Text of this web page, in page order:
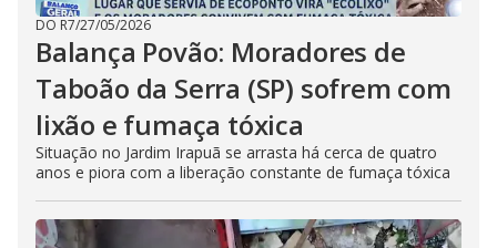
DO R7/27/05/2026
Balança Povão: Moradores de
Taboão da Serra (SP) sofrem com
lixão e fumaça tóxica
Situação no Jardim Irapuã se arrasta há cerca de quatro
anos e piora com a liberação constante de fumaça tóxica